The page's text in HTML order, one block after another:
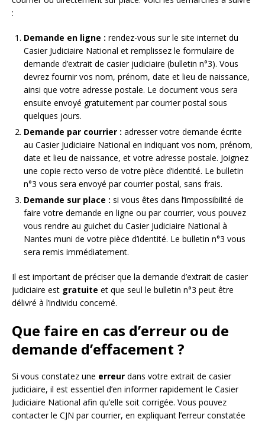
:
Demande en ligne : rendez-vous sur le site internet du
Casier Judiciaire National et remplissez le formulaire de
demande d’extrait de casier judiciaire (bulletin n°3). Vous
devrez fournir vos nom, prénom, date et lieu de naissance,
ainsi que votre adresse postale. Le document vous sera
ensuite envoyé gratuitement par courrier postal sous
quelques jours.
Demande par courrier : adresser votre demande écrite
au Casier Judiciaire National en indiquant vos nom, prénom,
date et lieu de naissance, et votre adresse postale. Joignez
une copie recto verso de votre pièce d’identité. Le bulletin
n°3 vous sera envoyé par courrier postal, sans frais.
Demande sur place : si vous êtes dans l’impossibilité de
faire votre demande en ligne ou par courrier, vous pouvez
vous rendre au guichet du Casier Judiciaire National à
Nantes muni de votre pièce d’identité. Le bulletin n°3 vous
sera remis immédiatement.
Il est important de préciser que la demande d’extrait de casier
judiciaire est gratuite et que seul le bulletin n°3 peut être
délivré à l’individu concerné.
Que faire en cas d’erreur ou de
demande d’effacement ?
Si vous constatez une erreur dans votre extrait de casier
judiciaire, il est essentiel d’en informer rapidement le Casier
Judiciaire National afin qu’elle soit corrigée. Vous pouvez
contacter le CJN par courrier, en expliquant l’erreur constatée